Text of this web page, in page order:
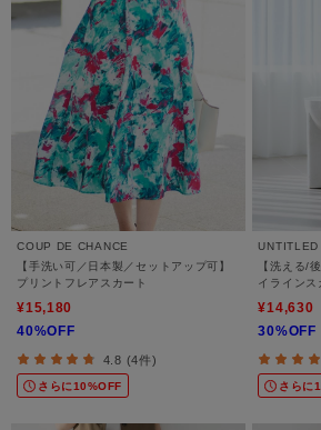
COUP DE CHANCE
【手洗い可／日本製／セットアップ可】
プリントフレアスカート
¥15,180
40%OFF
4.8 (4件)
さらに10%OFF
UNTITLED
【洗える/
イラインス
¥14,630
30%OFF
さらに